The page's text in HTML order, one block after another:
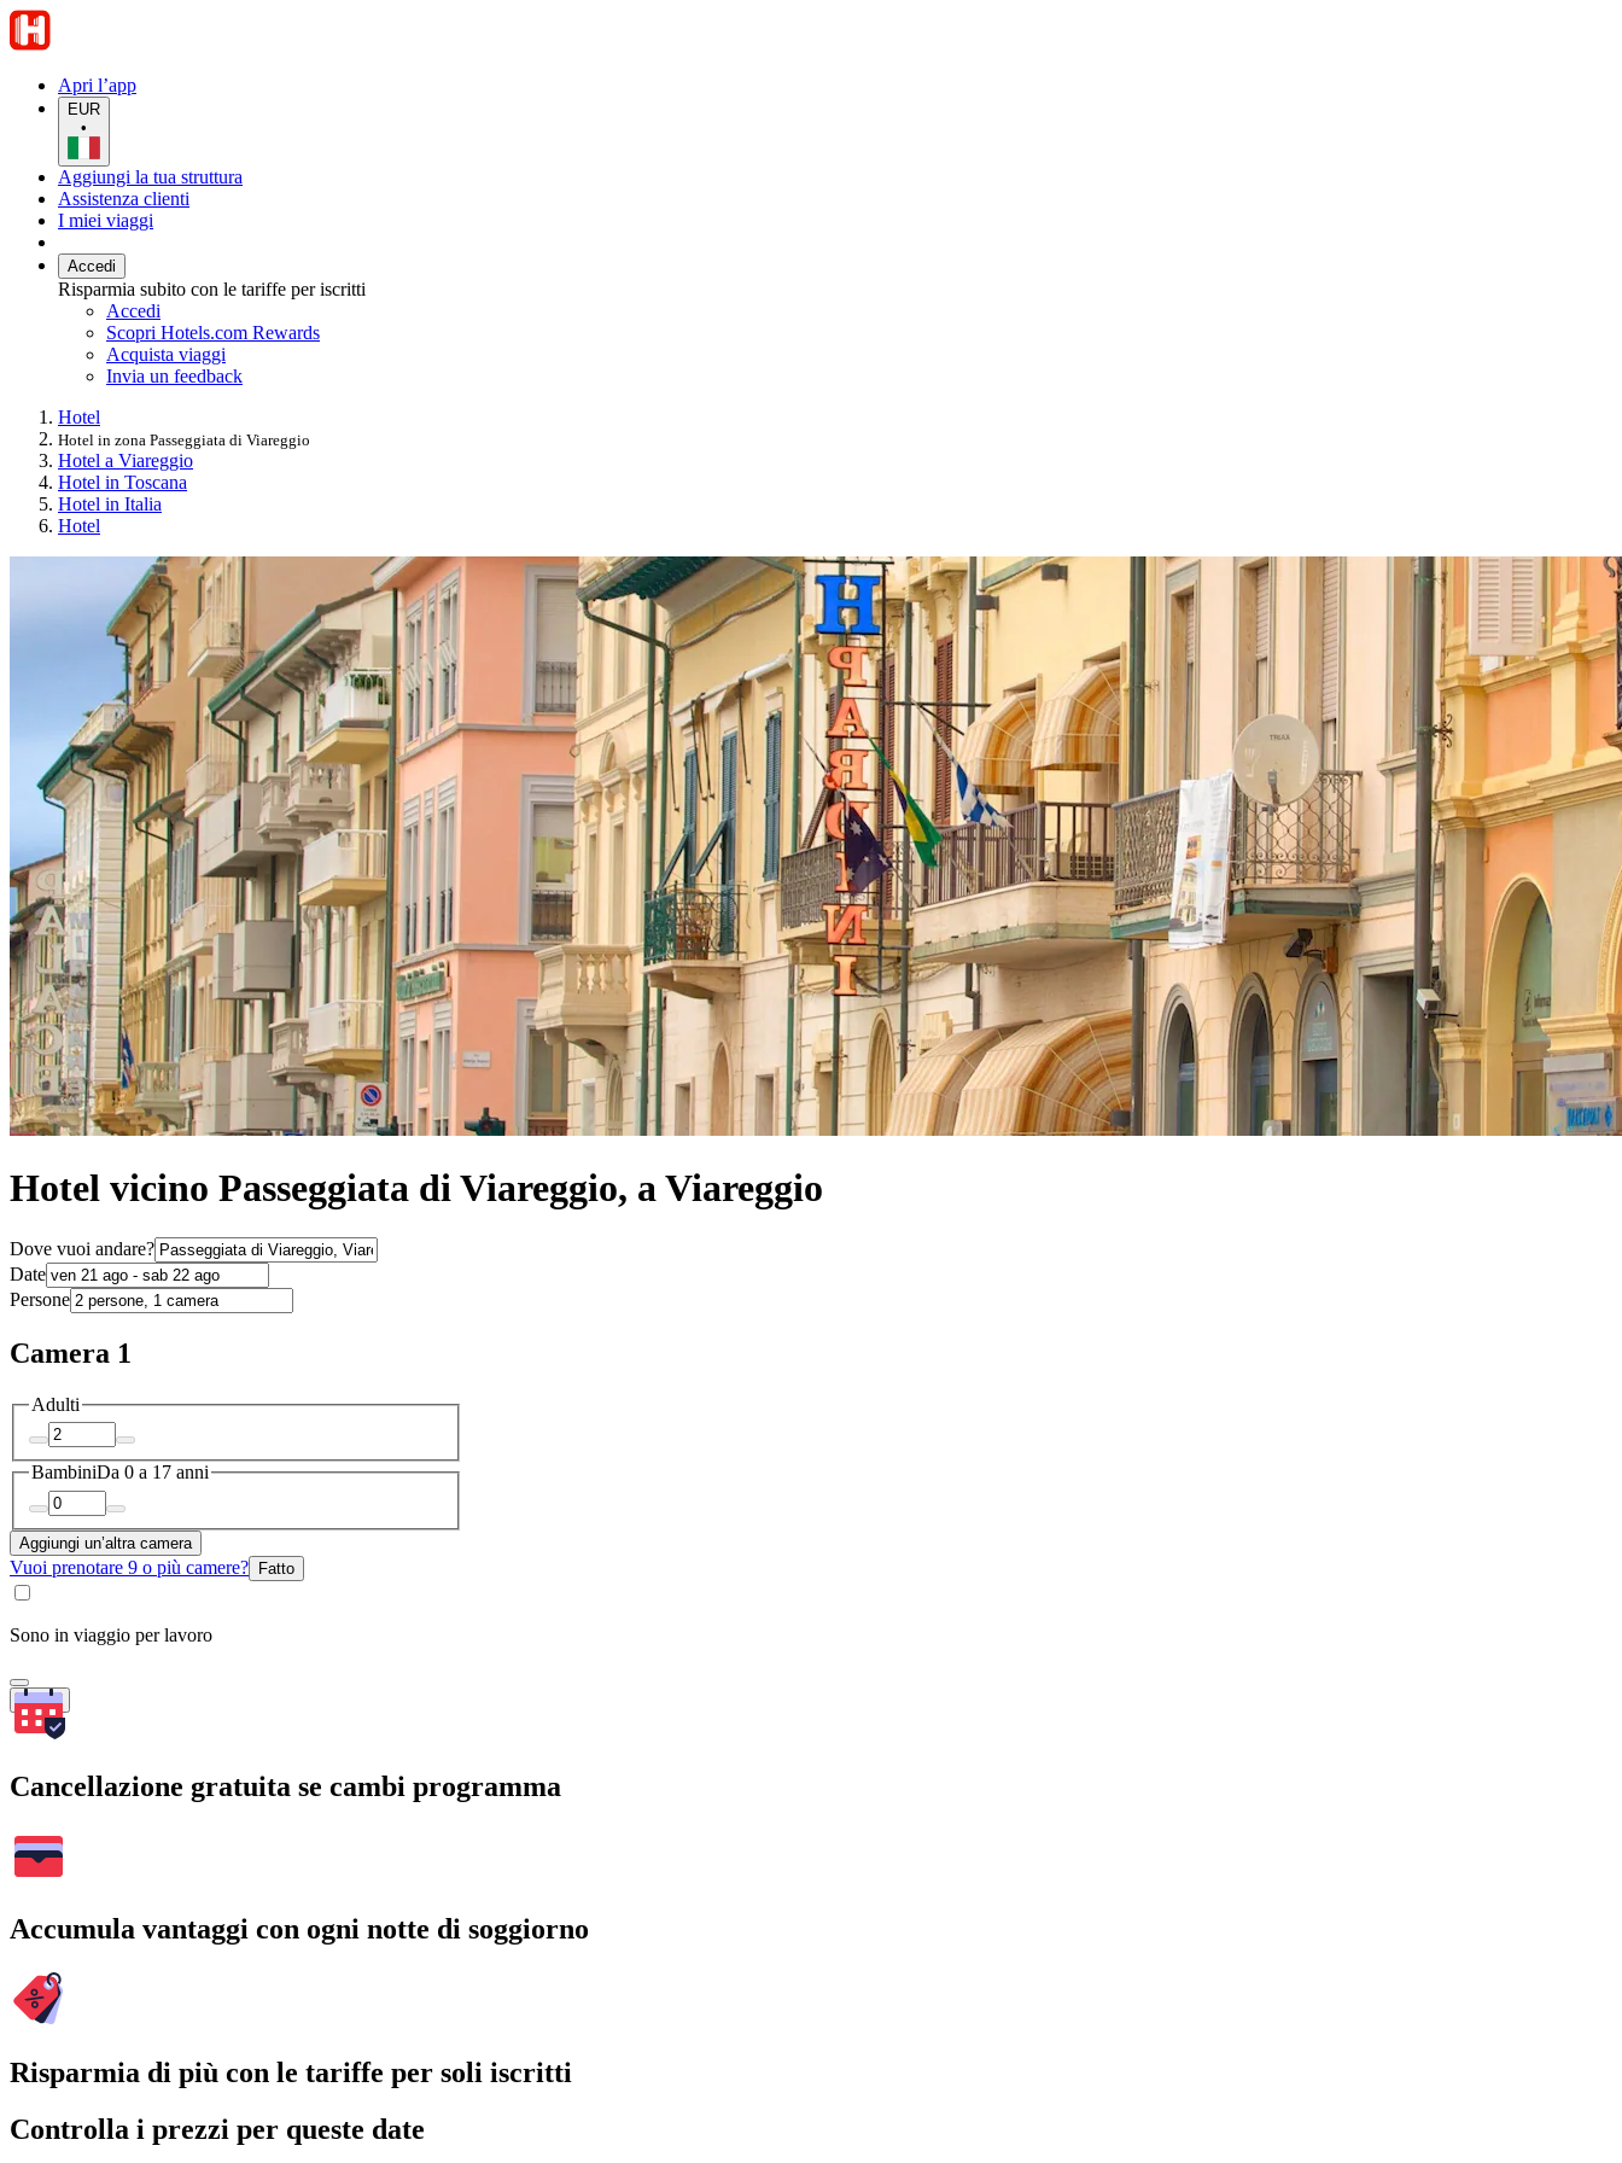
Apri l’app
EUR
•
Aggiungi la tua struttura
Assistenza clienti
I miei viaggi
Accedi
Risparmia subito con le tariffe per iscritti
Accedi
Scopri Hotels.com Rewards
Acquista viaggi
Invia un feedback
Hotel
Hotel in zona Passeggiata di Viareggio
Hotel a Viareggio
Hotel in Toscana
Hotel in Italia
Hotel
Hotel vicino Passeggiata di Viareggio, a Viareggio
Dove vuoi andare?
Date
Persone
Camera 1
Adulti
BambiniDa 0 a 17 anni
Aggiungi un’altra camera
Vuoi prenotare 9 o più camere? Fatto
Sono in viaggio per lavoro
Cerca
Cancellazione gratuita se cambi programma
Accumula vantaggi con ogni notte di soggiorno
Risparmia di più con le tariffe per soli iscritti
Controlla i prezzi per queste date